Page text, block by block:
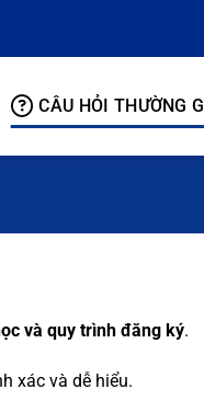
CÂU HỎI THƯỜNG
và quy trình đăng ký.
xác và dễ hiểu.